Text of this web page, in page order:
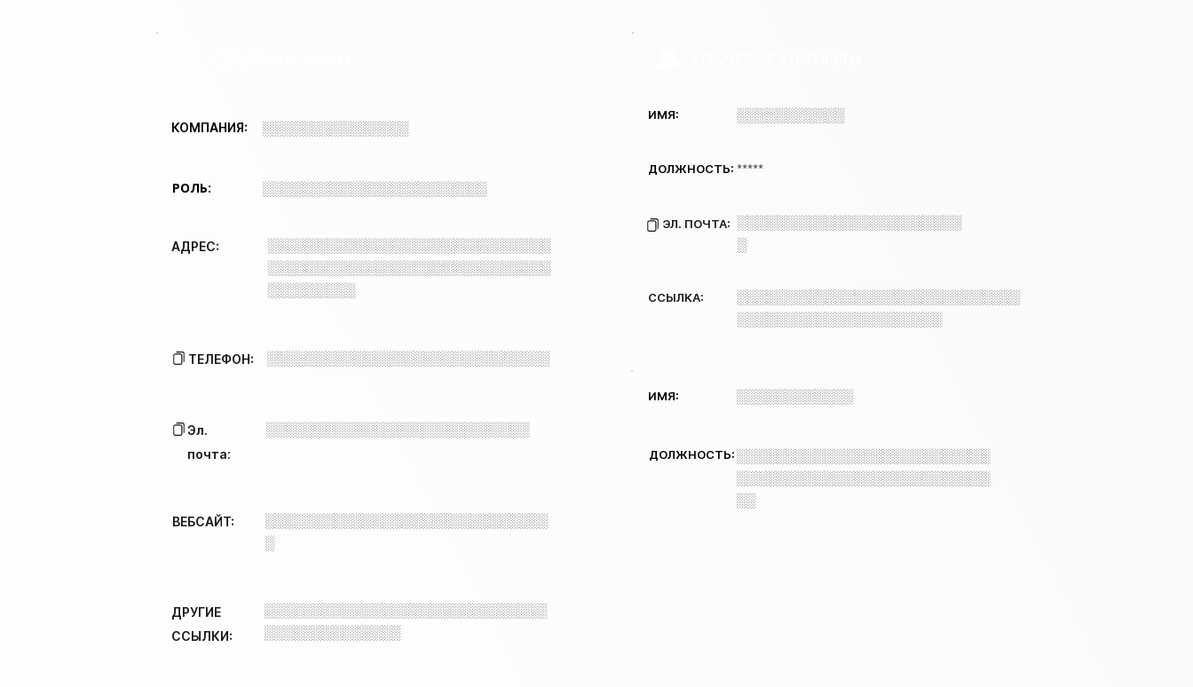
КОМПАНИЯ: ░░░░░░░░░░░░░░░
РОЛЬ: ░░░░░░░░░░░░░░░░░░░░░░░
АДРЕС:
░░░░░░░░░░░░░░░░░░░░░░░░░░░░░
░░░░░░░░░░░░░░░░░░░░░░░░░░░░░
░░░░░░░░░
ТЕЛЕФОН: ░░░░░░░░░░░░░░░░░░░░░░░░░░░░░
Эл.
почта:
░░░░░░░░░░░░░░░░░░░░░░░░░░░
ВЕБСАЙТ:
░░░░░░░░░░░░░░░░░░░░░░░░░░░░░
░
ДРУГИЕ
ССЫЛКИ:
░░░░░░░░░░░░░░░░░░░░░░░░░░░░░
░░░░░░░░░░░░░░
ИМЯ: ░░░░░░░░░░░
ДОЛЖНОСТЬ: *****
ЭЛ. ПОЧТА: ░░░░░░░░░░░░░░░░░░░░░░░
░
ССЫЛКА:
░░░░░░░░░░░░░░░░░░░░░░░░░░░░░
░░░░░░░░░░░░░░░░░░░░░
ИМЯ: ░░░░░░░░░░░░
ДОЛЖНОСТЬ:░░░░░░░░░░░░░░░░░░░░░░░░░░
░░░░░░░░░░░░░░░░░░░░░░░░░░
░░